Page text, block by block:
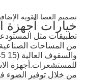
تصميم العصا القوية
خيارات أجهزة
تطبيقات مثل
للمستشعرات.أجهزة
من خلال توفير الضوء